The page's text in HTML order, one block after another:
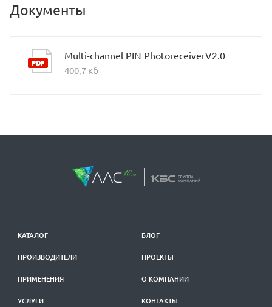
Документы
Multi-channel PIN PhotoreceiverV2.0
400,7 кб
КАТАЛОГ
ПРОИЗВОДИТЕЛИ
ПРИМЕНЕНИЯ
УСЛУГИ
БЛОГ
ПРОЕКТЫ
О КОМПАНИИ
КОНТАКТЫ